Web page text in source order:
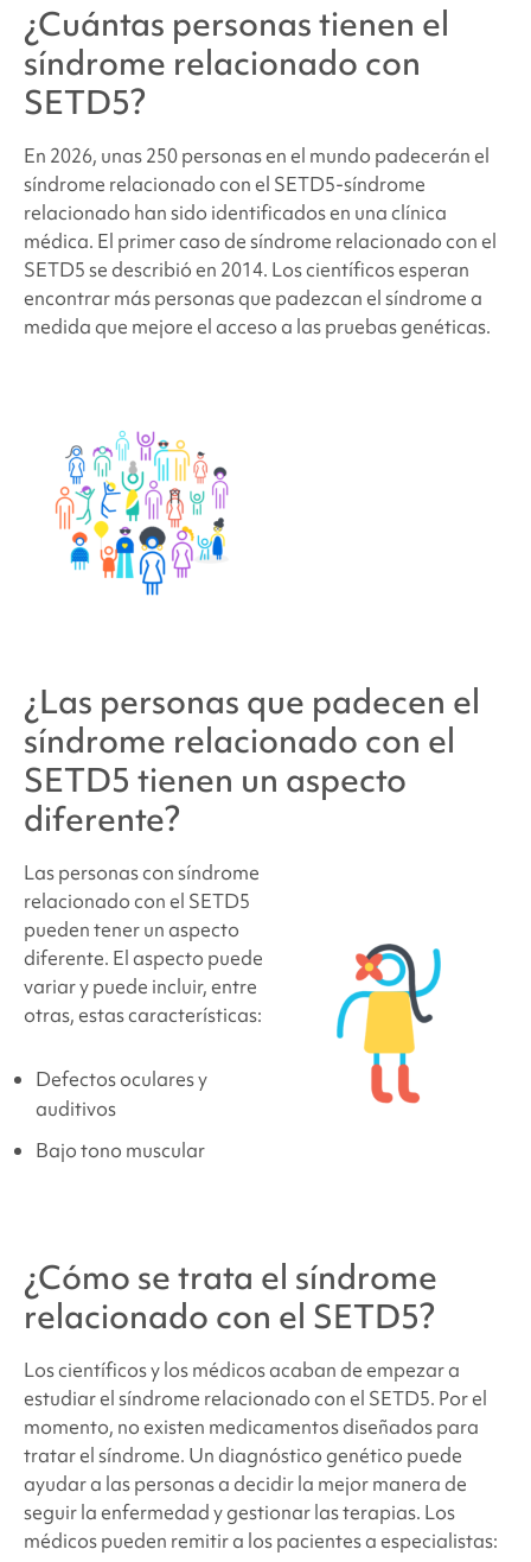
¿Cuántas personas tienen el
síndrome relacionado con
SETD5?
En 2026, unas 250 personas en el mundo padecerán el
síndrome relacionado con el SETD5-síndrome
relacionado han sido identificados en una clínica
médica. El primer caso desíndrome relacionado con el
SETD5se describió en 2014. Los científicos esperan
encontrar más personas que padezcan el síndrome a
medida que mejore el acceso a las pruebas genéticas.
¿Las personas que padecen el
síndrome relacionado con el
SETD5 tienen un aspecto
diferente?
Las personas consíndrome
relacionado con el SETD5
pueden tener un aspecto
diferente. El aspecto puede
variar y puede incluir, entre
otras, estas características:
Defectos oculares y
auditivos
Bajo tono muscular
¿Cómo se trata el síndrome
relacionado con el SETD5?
Los científicos y los médicos acaban de empezar a
estudiar elsíndrome relacionado con el SETD5. Por el
momento, no existen medicamentos diseñados para
tratar el síndrome. Un diagnóstico genético puede
ayudar a las personas a decidir la mejor manera de
seguir la enfermedad y gestionar las terapias. Los
médicos pueden remitir a los pacientes a especialistas: